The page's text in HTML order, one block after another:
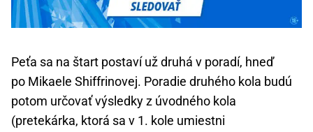
Peťa sa na štart postaví už druhá v poradí, hneď
po Mikaele Shiffrinovej. Poradie druhého kola budú
potom určovať výsledky z úvodného kola
(pretekárka, ktorá sa v 1. kole umiestni